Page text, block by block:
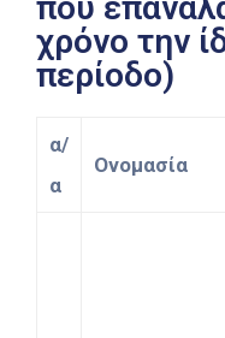
που
χρόνο την
περίοδο)
α/
α
Ονομασία